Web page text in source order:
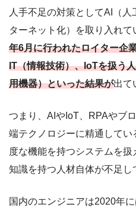
人手不足の対策としてAI（
ターネット化）を取り入れて
年6月に行われたロイター企
IT（情報技術）、IoTを扱う
用機器）といった結果が出て
つまり、AIやIoT、RPAやブ
端テクノロジーに精通して
度な機能を持つシステムを
知識を持つ人材自体が不足し
国内のエンジニアは2020年